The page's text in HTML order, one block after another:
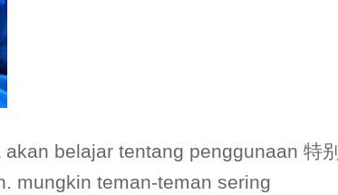
belajar tentang penggunaan 特别
mungkin teman-teman sering